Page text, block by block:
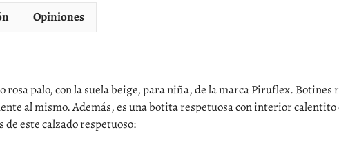
Opiniones
palo, con la suela beige, para niña, de la marca Piruflex. Botines
al mismo. Además, es una botita respetuosa con interior
este calzado respetuoso: